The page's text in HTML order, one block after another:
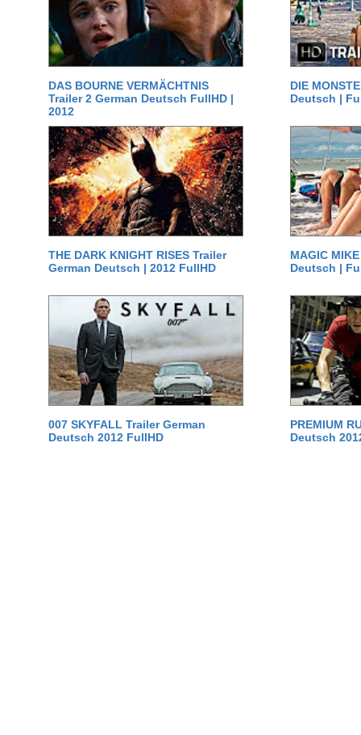
DAS BOURNE VERMÄCHTNIS
Trailer 2 German Deutsch FullHD |
2012
DIE
Deutsch |
THE DARK KNIGHT RISES Trailer
German Deutsch | 2012 FullHD
MAGIC
Deutsch |
007 SKYFALL Trailer German
Deutsch 2012 FullHD
PREMIUM
Deutsch